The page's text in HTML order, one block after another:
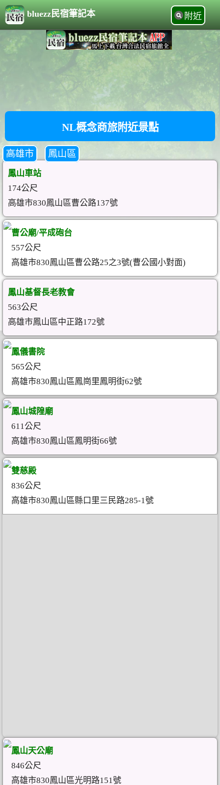
bluezz民宿筆記本 附近
NL概念商旅附近景點
高雄市 鳳山區
鳳山車站
174公尺
高雄市830鳳山區曹公路137號
曹公廟/平成砲台
557公尺
高雄市830鳳山區曹公路25之3號(曹公國小對面)
鳳山基督長老教會
563公尺
高雄市鳳山區中正路172號
鳳儀書院
565公尺
高雄市830鳳山區鳳崗里鳳明街62號
鳳山城隍廟
611公尺
高雄市830鳳山區鳳明街66號
雙慈殿
836公尺
高雄市830鳳山區縣口里三民路285-1號
鳳山天公廟
846公尺
高雄市830鳳山區光明路151號